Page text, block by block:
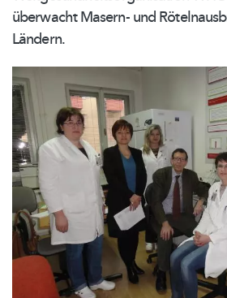
überwacht Masern- und
Ländern.